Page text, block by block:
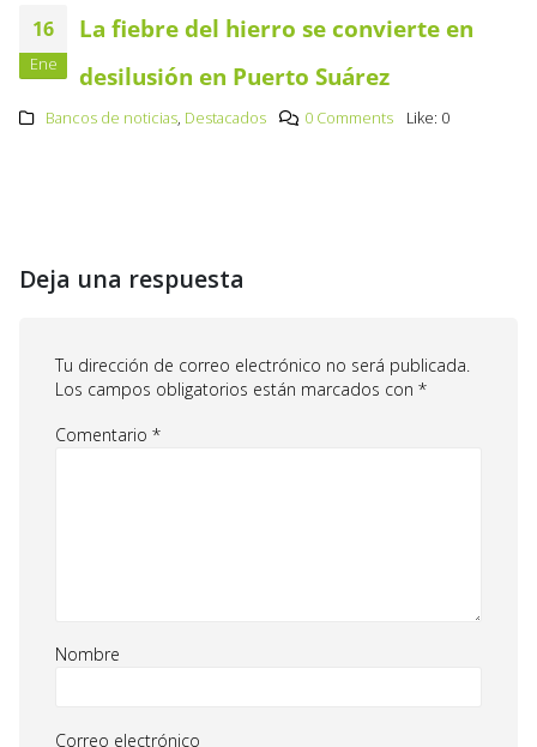
16
Ene
La fiebre del hierro se convierte en
desilusión en Puerto Suárez
Bancos de noticias, Destacados 0 Comments Like: 0
Deja una respuesta
Tu dirección de correo electrónico no será publicada.
Los campos obligatorios están marcados con *
Comentario *
Nombre
Correo electrónico